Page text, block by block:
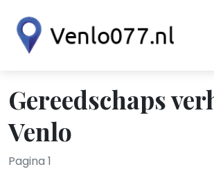
Gereedschaps
Venlo
Pagina 1